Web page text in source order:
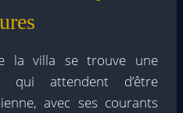
la villa se trouve une
qui attendent d’être
avec ses courants